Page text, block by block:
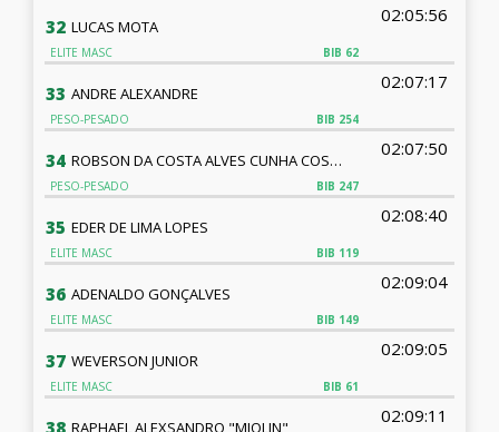
32
BIB 62
LUCAS MOTA
02:05:56
ELITE MASC
33
BIB 254
ANDRE ALEXANDRE
02:07:17
PESO-PESADO
34
BIB 247
ROBSON DA COSTA ALVES CUNHA COSTA CUNHA
02:07:50
PESO-PESADO
35
BIB 119
EDER DE LIMA LOPES
02:08:40
ELITE MASC
36
BIB 149
ADENALDO GONÇALVES
02:09:04
ELITE MASC
37
BIB 61
WEVERSON JUNIOR
02:09:05
ELITE MASC
RAPHAEL ALEXSANDRO "MIOLIN"
02:09:11